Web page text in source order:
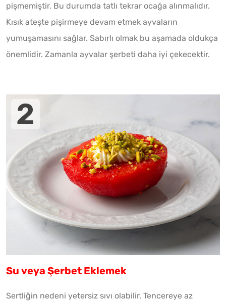
pişmemiştir. Bu durumda tatlı tekrar ocağa alınmalıdır.
Kısık ateşte pişirmeye devam etmek ayvaların
yumuşamasını sağlar. Sabırlı olmak bu aşamada oldukça
önemlidir. Zamanla ayvalar şerbeti daha iyi çekecektir.
Su veya Şerbet Eklemek
Sertliğin nedeni yetersiz sıvı olabilir. Tencereye az